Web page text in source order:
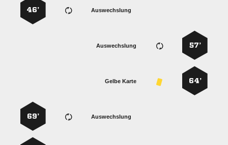
Auswechslung
46’
57’
Auswechslung
64’
Gelbe Karte
Auswechslung
69’